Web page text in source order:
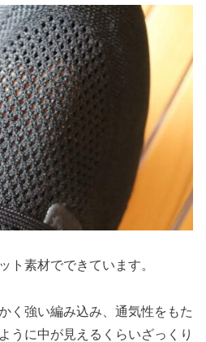
ト素材でできています。
く強い編み込み、通気性をもた
うに中が見えるくらいざっくり